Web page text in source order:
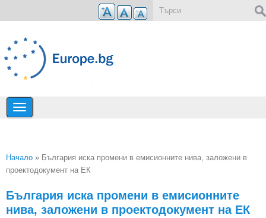
Премини към основното съдържание
Вие сте тук
Начало » България иска промени в емисионните нива, заложени в
проектодокумент на ЕК
България иска промени в емисионните
нива, заложени в проектодокумент на ЕК